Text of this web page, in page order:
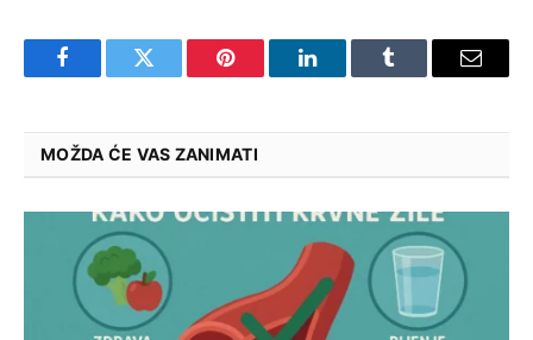
FacebookTwitter Pinterest LinkedInTumblr Email
MOŽDA ĆE VAS ZANIMATI